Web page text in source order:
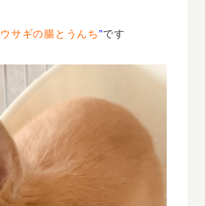
ウサギの腸とうんち”です